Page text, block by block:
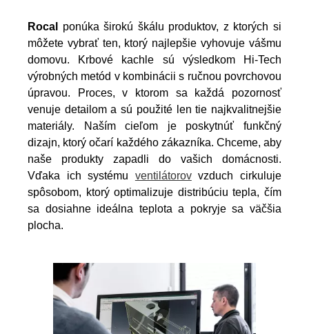
Rocal
ponúka širokú škálu produktov, z ktorých si
môžete vybrať ten, ktorý najlepšie vyhovuje vášmu
domovu. Krbové kachle sú výsledkom Hi-Tech
výrobných metód v kombinácii s ručnou povrchovou
úpravou. Proces, v ktorom sa každá pozornosť
venuje detailom a sú použité len tie najkvalitnejšie
materiály. Naším cieľom je poskytnúť funkčný
dizajn, ktorý očarí každého zákazníka. Chceme, aby
naše produkty zapadli do vašich domácnosti.
Vďaka ich systému ventilátorovvzduch cirkuluje
spôsobom, ktorý optimalizuje distribúciu tepla, čím
sa dosiahne ideálna teplota a pokryje sa väčšia
plocha.